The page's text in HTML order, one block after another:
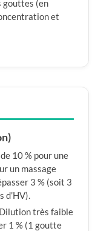
gouttes (en
et
10 % pour une
un massage
3 % (soit 3
d’HV).
Dilution très faible
1 % (1 goutte